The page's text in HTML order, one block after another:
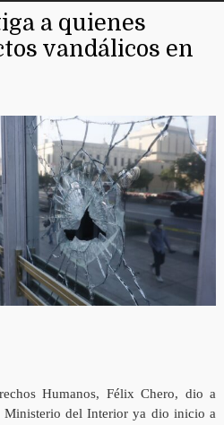
a quienes
vandálicos en
Humanos, Félix Chero, dio a
Ministerio del Interior ya dio inicio a